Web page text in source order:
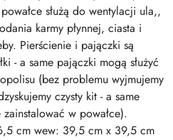
służą do wentylacji ula,,
karmy płynnej, ciasta i
Pierścienie i pajączki są
- a same pajączki mogą służyć
(bez problemu wyjmujemy
czysty kit - a same
w powałce).
cm wew: 39,5 cm x 39,5 cm